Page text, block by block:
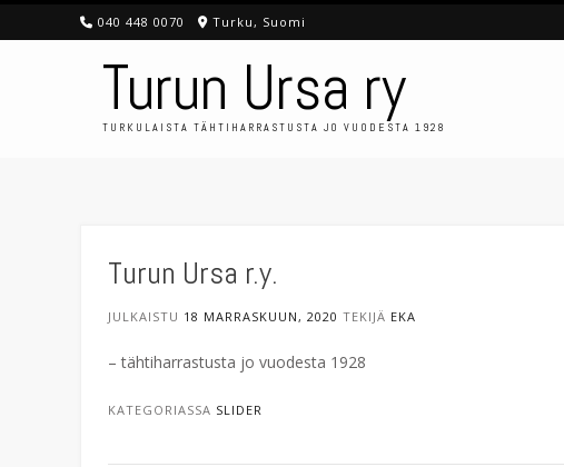
to
040 448 0070 Turku, Suomi
Turun Ursa ry
TURKULAISTA TÄHTIHARRASTUSTA JO VUODESTA 1928
Turun Ursa r.y.
JULKAISTU 18 MARRASKUUN, 2020 TEKIJÄ EKA
– tähtiharrastusta jo vuodesta 1928
KATEGORIASSA SLIDER